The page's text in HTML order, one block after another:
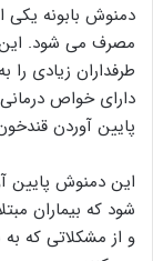
دمنوش بابونه یکی
مصرف می شود. این
طرفداران زیادی
دارای خواص
پایین آوردن
این دمنوش پایین
شود که بیماران
و از مشکلاتی که